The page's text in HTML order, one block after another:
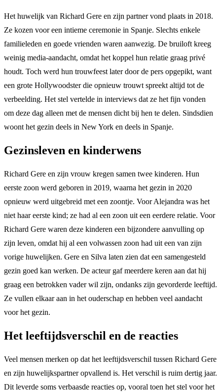
Het huwelijk van Richard Gere en zijn partner vond plaats in 2018.
Ze kozen voor een intieme ceremonie in Spanje. Slechts enkele
familieleden en goede vrienden waren aanwezig. De bruiloft kreeg
weinig media-aandacht, omdat het koppel hun relatie graag privé
houdt. Toch werd hun trouwfeest later door de pers opgepikt, want
een grote Hollywoodster die opnieuw trouwt spreekt altijd tot de
verbeelding. Het stel vertelde in interviews dat ze het fijn vonden
om deze dag alleen met de mensen dicht bij hen te delen. Sindsdien
woont het gezin deels in New York en deels in Spanje.
Gezinsleven en kinderwens
Richard Gere en zijn vrouw kregen samen twee kinderen. Hun
eerste zoon werd geboren in 2019, waarna het gezin in 2020
opnieuw werd uitgebreid met een zoontje. Voor Alejandra was het
niet haar eerste kind; ze had al een zoon uit een eerdere relatie. Voor
Richard Gere waren deze kinderen een bijzondere aanvulling op
zijn leven, omdat hij al een volwassen zoon had uit een van zijn
vorige huwelijken. Gere en Silva laten zien dat een samengesteld
gezin goed kan werken. De acteur gaf meerdere keren aan dat hij
graag een betrokken vader wil zijn, ondanks zijn gevorderde leeftijd.
Ze vullen elkaar aan in het ouderschap en hebben veel aandacht
voor het gezin.
Het leeftijdsverschil en de reacties
Veel mensen merken op dat het leeftijdsverschil tussen Richard Gere
en zijn huwelijkspartner opvallend is. Het verschil is ruim dertig jaar.
Dit leverde soms verbaasde reacties op, vooral toen het stel voor het